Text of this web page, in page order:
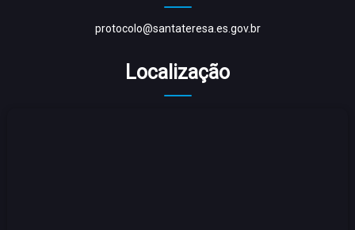
protocolo@santateresa.es.gov.br
Localização